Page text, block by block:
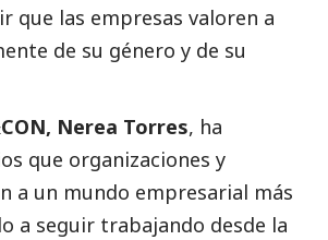
que las empresas valoren a
de su género y de su
Nerea Torres, ha
que organizaciones y
a un mundo empresarial más
a seguir trabajando desde la